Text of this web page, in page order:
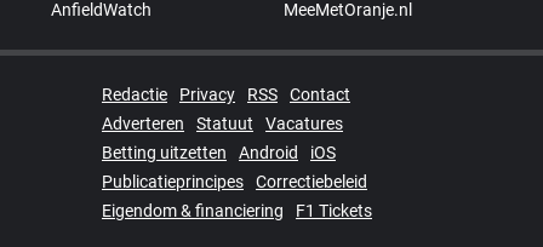
AnfieldWatch
MeeMetOranje.nl
Redactie Privacy RSS
Contact
Adverteren
Statuut
Vacatures
Betting uitzetten
Android
iOS
Publicatieprincipes
Correctiebeleid
Eigendom & financiering
F1 Tickets